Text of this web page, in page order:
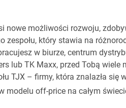
nowe możliwości rozwoju,
zespołu, który stawia na
w biurze, centrum
lub TK Maxx, przed Tobą
TJX – firmy, która znalazła
modelu off-price na całym